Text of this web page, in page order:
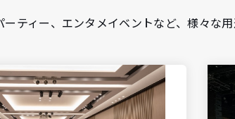
ティー、エンタメイベントなど、様々な用